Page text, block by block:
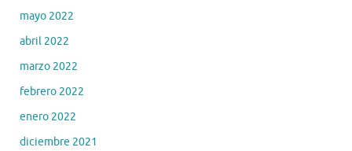
mayo 2022
abril 2022
marzo 2022
febrero 2022
enero 2022
diciembre 2021